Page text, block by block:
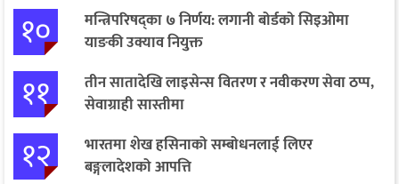
१०
मन्त्रिपरिषद्का ७ निर्णय: लगानी बोर्डको सिइओमा
याङकी उक्याव नियुक्त
११
तीन सातादेखि लाइसेन्स वितरण र नवीकरण सेवा ठप्प,
सेवाग्राही सास्तीमा
१२
भारतमा शेख हसिनाको सम्बोधनलाई लिएर
बङ्गलादेशको आपत्ति